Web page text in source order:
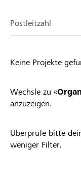
Postleitzahl
Keine Projekte
Wechsle zu «
anzuzeigen.
Überprüfe bitte
weniger Filter.